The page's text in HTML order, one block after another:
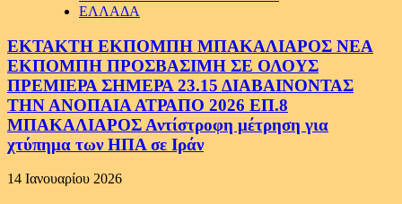
ΕΛΛΑΔΑ
ΕΚΤΑΚΤΗ ΕΚΠΟΜΠΗ ΜΠΑΚΑΛΙΑΡΟΣ ΝΕΑ
ΕΚΠΟΜΠΗ ΠΡΟΣΒΑΣΙΜΗ ΣΕ ΟΛΟΥΣ
ΠΡΕΜΙΕΡΑ ΣΗΜΕΡΑ 23.15 ΔΙΑΒΑΙΝΟΝΤΑΣ
ΤΗΝ ΑΝΟΠΑΙΑ ΑΤΡΑΠΟ 2026 ΕΠ.8
ΜΠΑΚΑΛΙΑΡΟΣ Αντίστροφη μέτρηση για
χτύπημα των ΗΠΑ σε Ιράν
14 Ιανουαρίου 2026